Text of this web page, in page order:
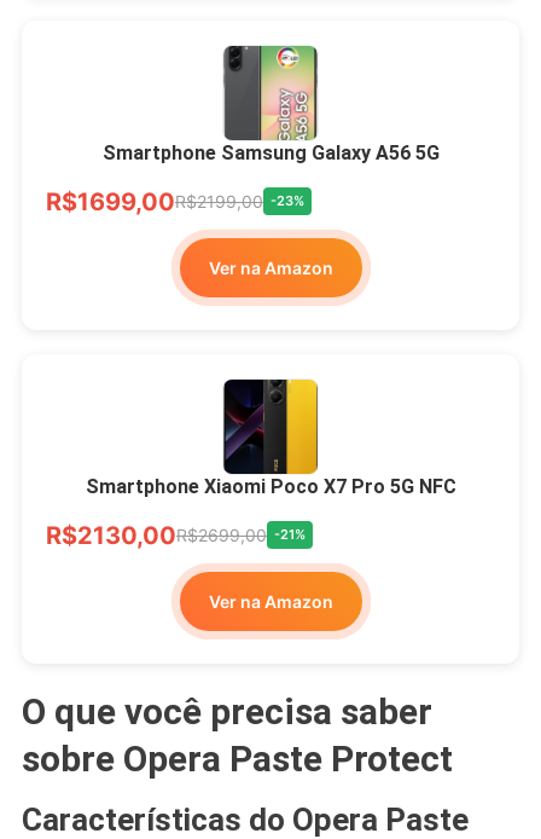
Smartphone Samsung Galaxy A56 5G
R$1699,00R$2199,00 -23%
Ver na Amazon
Smartphone Xiaomi Poco X7 Pro 5G NFC
R$2130,00R$2699,00 -21%
Ver na Amazon
O que você precisa saber
sobre Opera Paste Protect
Características do Opera Paste